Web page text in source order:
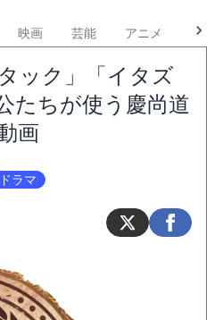
映画 芸能 アニメ
ック」「イタズ
たちが使う慶尚道
画
ドラマ